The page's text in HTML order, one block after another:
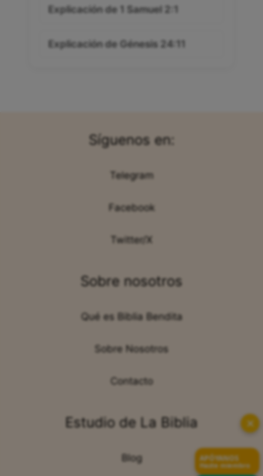
Explicación de 1 Samuel 2:1
Explicación de Génesis 24:11
Síguenos en:
Telegram
Facebook
Twitter/X
Sobre nosotros
Qué es Biblia Bendita
Sobre Nosotros
Contacto
Estudio de La Biblia
Blog
✕
APÓYANOS
Hazte miembro